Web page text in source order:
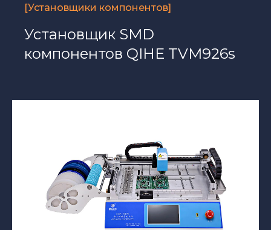
[Установщики компонентов]
Установщик SMD
компонентов QIHE TVM926s